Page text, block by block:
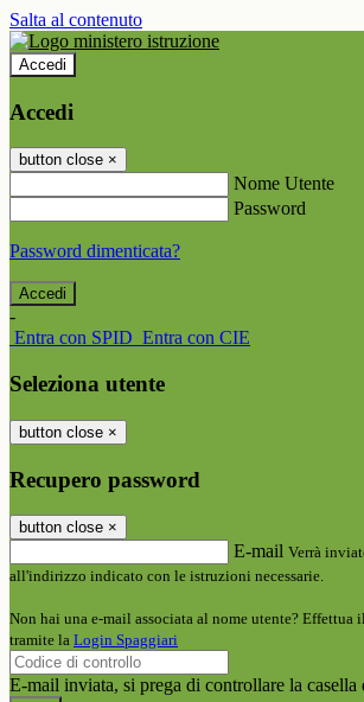
Salta al contenuto
Accedi
Accedi
button close ×
Nome Utente
Password
Password dimenticata?
-
Entra con SPID Entra con CIE
Seleziona utente
button close ×
Recupero password
button close ×
E-mail Verrà
all'indirizzo indicato con le istruzioni necessarie.
Non hai una e-mail associata al nome utente? Effettua
tramite la Login Spaggiari
E-mail inviata, si prega di controllare la casella